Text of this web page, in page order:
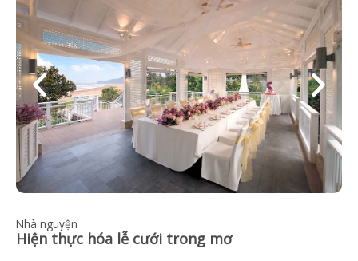
Nhà nguyện
Hiện thực hóa lễ cưới trong mơ